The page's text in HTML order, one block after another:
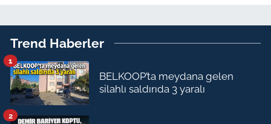
Trend Haberler
BELKOOP’ta meydana gelen
silahlı saldırıda 3 yaralı
1
2